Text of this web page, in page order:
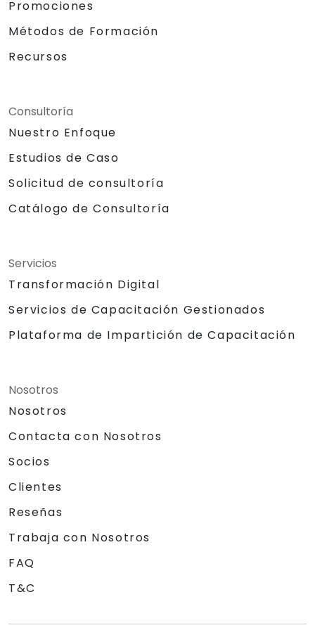
Promociones
Métodos de Formación
Recursos
Consultoría
Nuestro Enfoque
Estudios de Caso
Solicitud de consultoría
Catálogo de Consultoría
Servicios
Transformación Digital
Servicios de Capacitación Gestionados
Plataforma de Impartición de Capacitación
Nosotros
Nosotros
Contacta con Nosotros
Socios
Clientes
Reseñas
Trabaja con Nosotros
FAQ
T&C